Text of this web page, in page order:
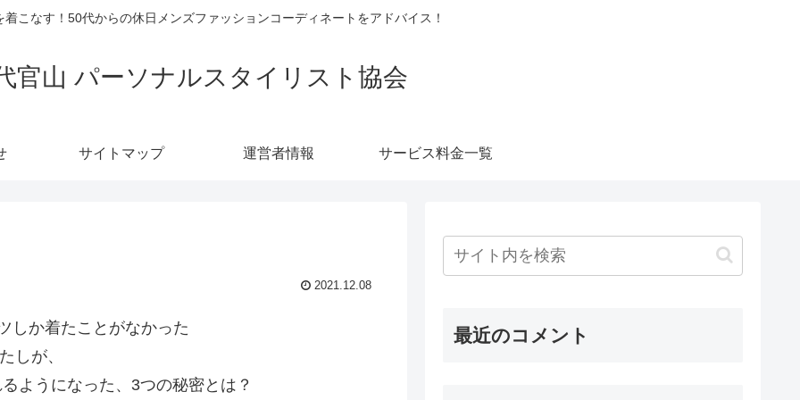
着こなす！50代からの休日メンズファッションコーディネートをアドバイス！
官山 パーソナルスタイリスト協会
サイトマップ 運営者情報 サービス料金一覧
2021.12.08
しか着たことがなかった
しが、
ようになった、3つの秘密とは？
最近のコメント